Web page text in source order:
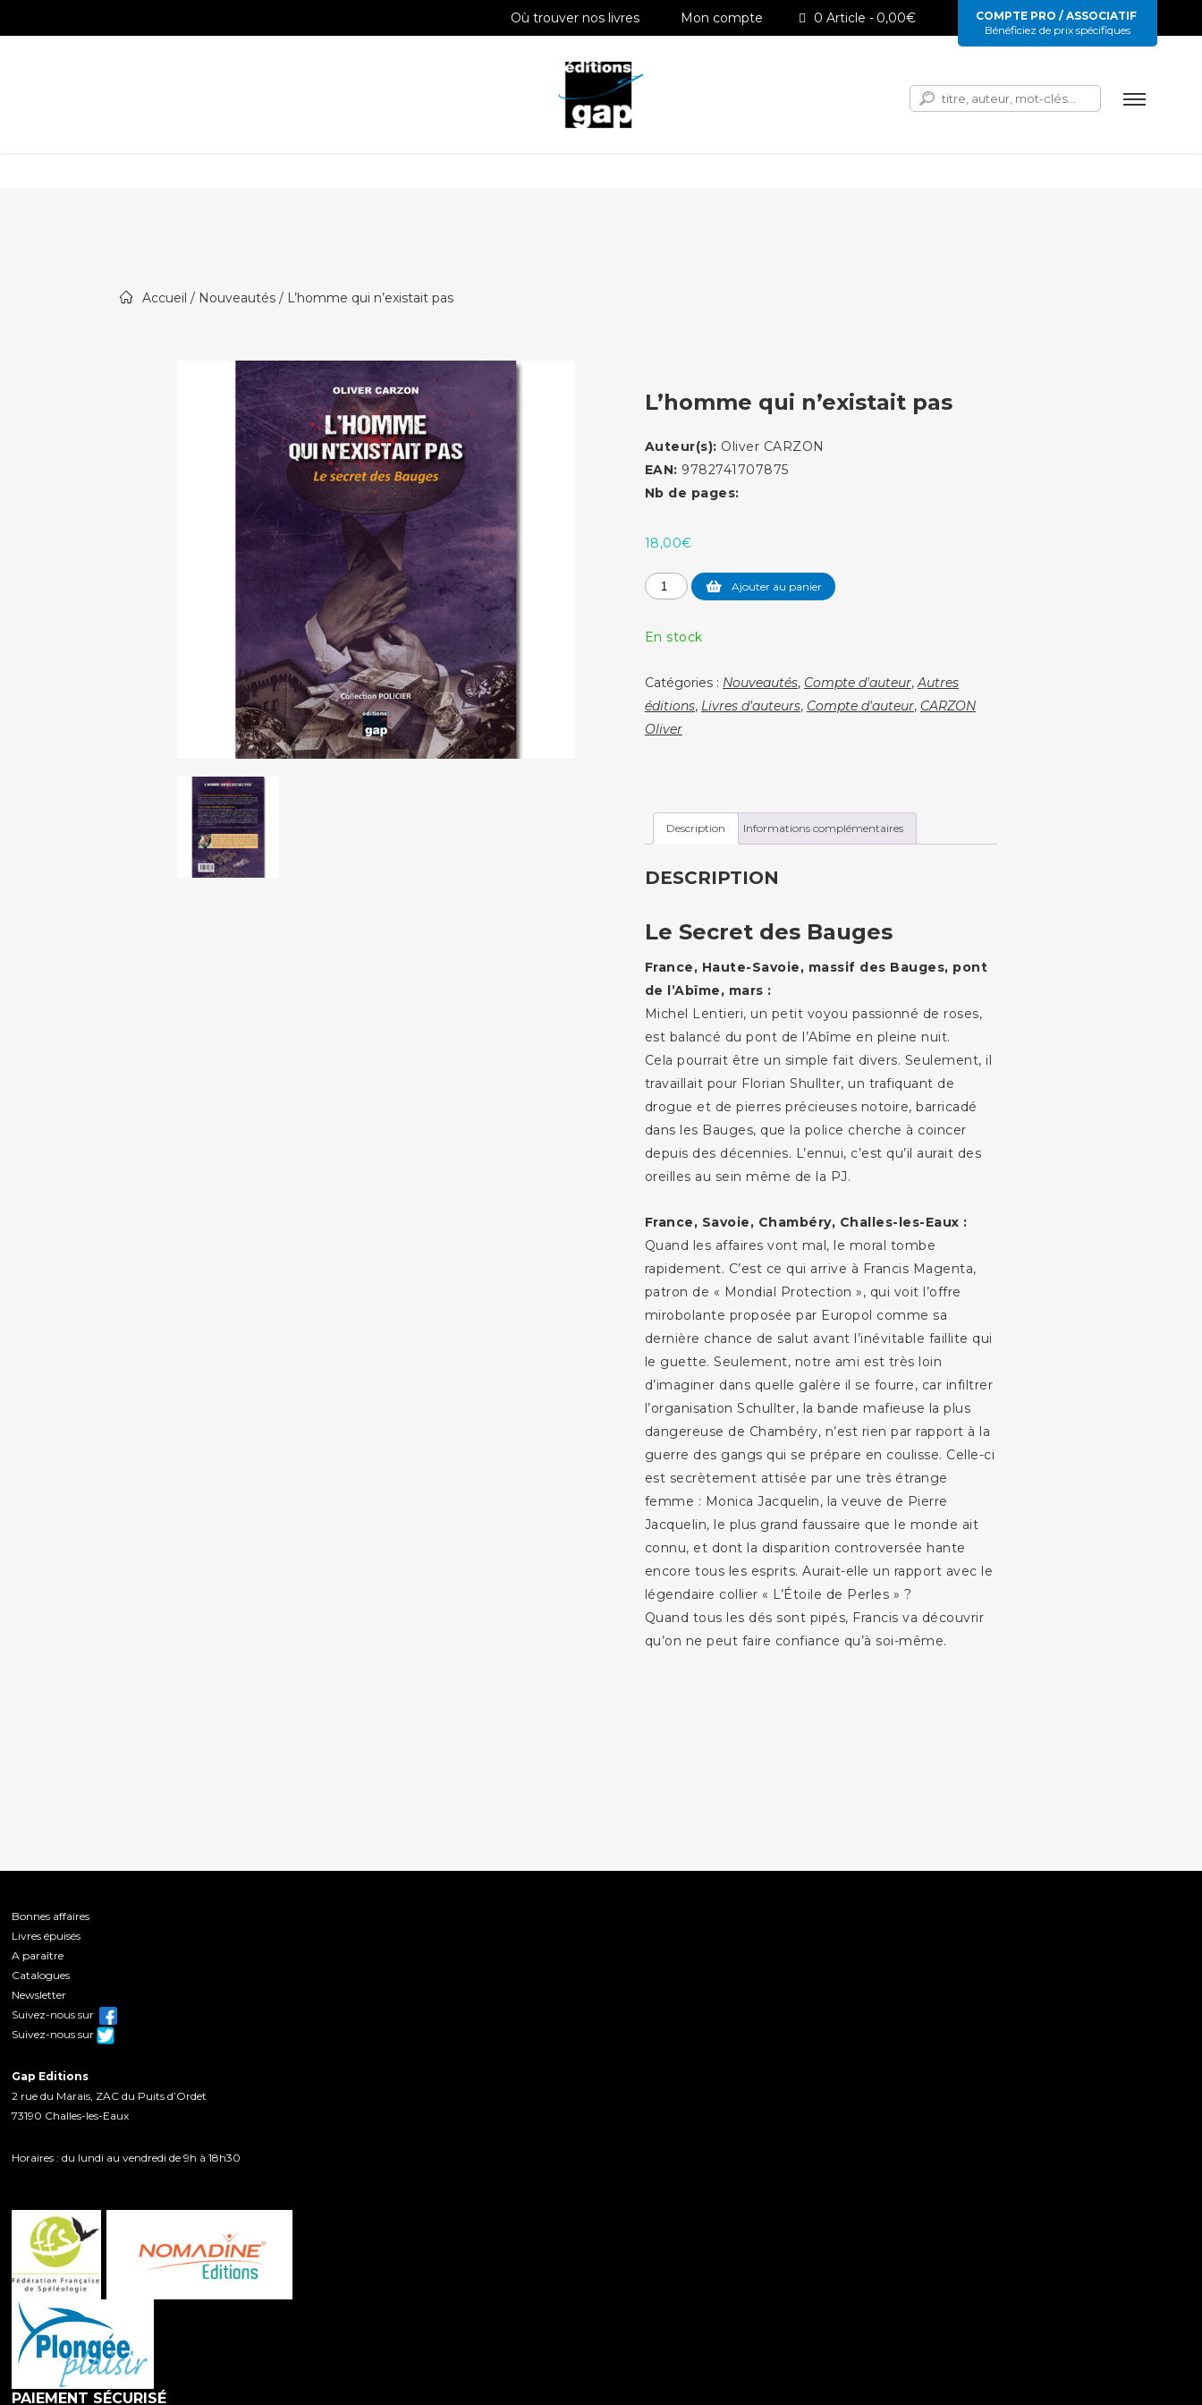
Où trouver nos livres Mon compte 0 Article 0,00€
COMPTE PRO / ASSOCIATIF
Bénéficiez de prix spécifiques
Rechercher :
Accueil / Nouveautés / L’homme qui n’existait pas
L’homme qui n’existait pas
Auteur(s): Oliver CARZON
EAN: 9782741707875
Nb de pages:
18,00€
quantité
L'homme
n'existait
pas
Ajouter au panier
En stock
Catégories : Nouveautés, Compte d'auteur,Autres
éditions, Livres d'auteurs, Compte d'auteur, CARZON
Oliver
Description Informations complémentaires
DESCRIPTION
Le Secret des Bauges
France, Haute-Savoie, massif des Bauges, pont
de l’Abîme, mars :
Michel Lentieri, un petit voyou passionné de roses,
est balancé du pont de l’Abîme en pleine nuit.
Cela pourrait être un simple fait divers. Seulement, il
travaillait pour Florian Shullter, un trafiquant de
drogue et de pierres précieuses notoire, barricadé
dans les Bauges, que la police cherche à coincer
depuis des décennies. L’ennui, c’est qu’il aurait des
oreilles au sein même de la PJ.
France, Savoie, Chambéry, Challes-les-Eaux :
Quand les affaires vont mal, le moral tombe
rapidement. C’est ce qui arrive à Francis Magenta,
patron de « Mondial Protection », qui voit l’offre
mirobolante proposée par Europol comme sa
dernière chance de salut avant l’inévitable faillite qui
le guette. Seulement, notre ami est très loin
d’imaginer dans quelle galère il se fourre, car infiltrer
l’organisation Schullter, la bande mafieuse la plus
dangereuse de Chambéry, n’est rien par rapport à la
guerre des gangs qui se prépare en coulisse. Celle-ci
est secrètement attisée par une très étrange
femme : Monica Jacquelin, la veuve de Pierre
Jacquelin, le plus grand faussaire que le monde ait
connu, et dont la disparition controversée hante
encore tous les esprits. Aurait-elle un rapport avec le
légendaire collier « L’Étoile de Perles » ?
Quand tous les dés sont pipés, Francis va découvrir
qu’on ne peut faire confiance qu’à soi-même.
Bonnes affaires
Livres épuisés
A paraître
Catalogues
Newsletter
Suivez-nous sur
Suivez-nous sur
Gap Editions
2 rue du Marais, ZAC du Puits d’Ordet
73190 Challes-les-Eaux
Horaires : du lundi au vendredi de 9h à 18h30
PAIEMENT SÉCURISÉ